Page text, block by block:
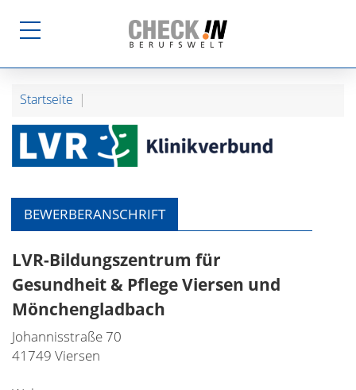
Startseite
BEWERBERANSCHRIFT
LVR-Bildungszentrum für
Gesundheit & Pflege Viersen und
Mönchengladbach
Johannisstraße 70
41749 Viersen